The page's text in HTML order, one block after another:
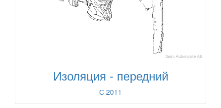
Изоляция - передний
С 2011